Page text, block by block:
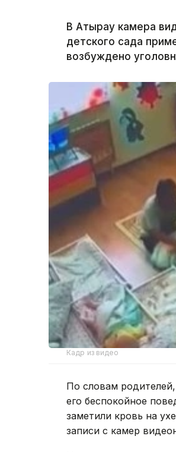
В Атырау камера
детского сада
возбуждено
Кадр из видео
По словам
его беспокойное
заметили кровь на
записи с камер